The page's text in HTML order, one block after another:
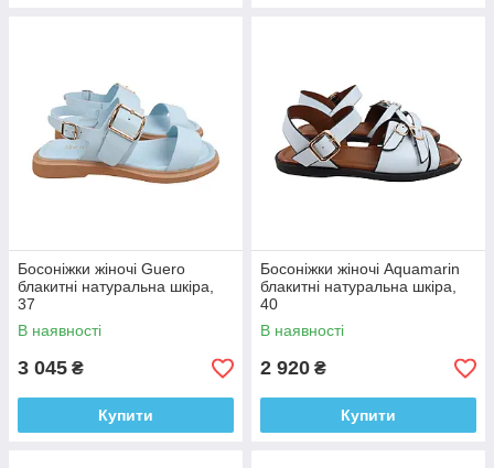
Босоніжки жіночі Guero
блакитні натуральна шкіра,
37
В наявності
3 045 ₴
Купити
Босоніжки жіночі Aquamarin
блакитні натуральна шкіра,
40
В наявності
2 920 ₴
Купити